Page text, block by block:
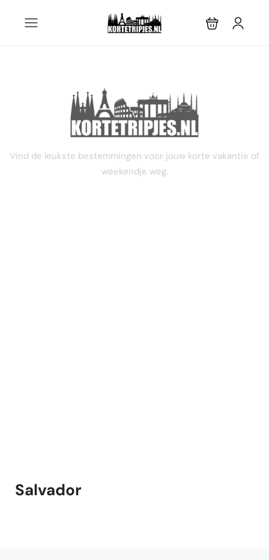
STEL JE EIGEN TRIP SAMEN
Vind de leukste bestemmingen voor jouw korte vakantie of
weekendje weg.
Salvador